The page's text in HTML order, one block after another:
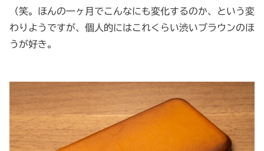
（笑。ほんの一ヶ月でこんなにも変化するのか、という変
わりようですが、個人的にはこれくらい渋いブラウンのほ
うが好き。